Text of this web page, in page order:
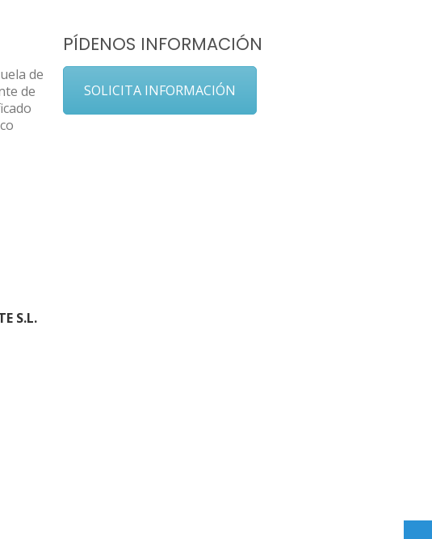
de
de
S.L.
PÍDENOS INFORMACIÓN
SOLICITA INFORMACIÓN